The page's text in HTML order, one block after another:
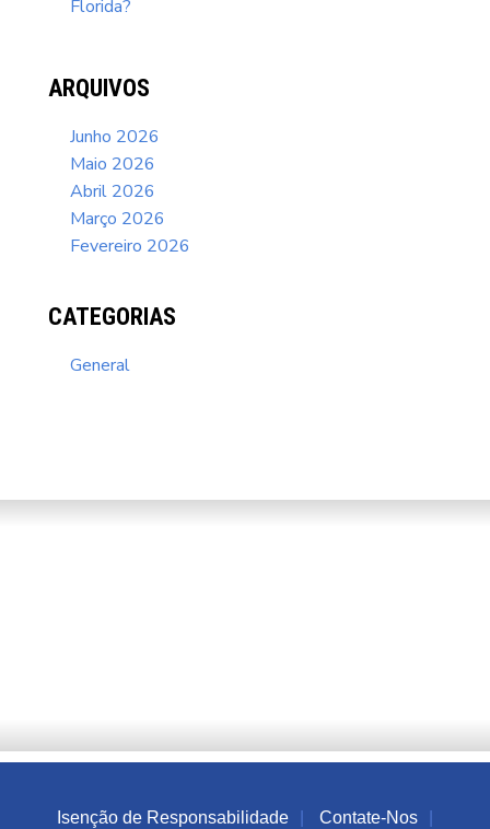
Florida?
ARQUIVOS
Junho 2026
Maio 2026
Abril 2026
Março 2026
Fevereiro 2026
CATEGORIAS
General
Isenção de Responsabilidade Contate-Nos